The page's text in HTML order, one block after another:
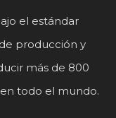
el estándar
de producción y
más de 800
todo el mundo.